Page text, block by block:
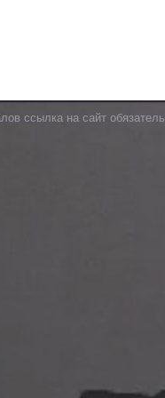
ссылка на сайт